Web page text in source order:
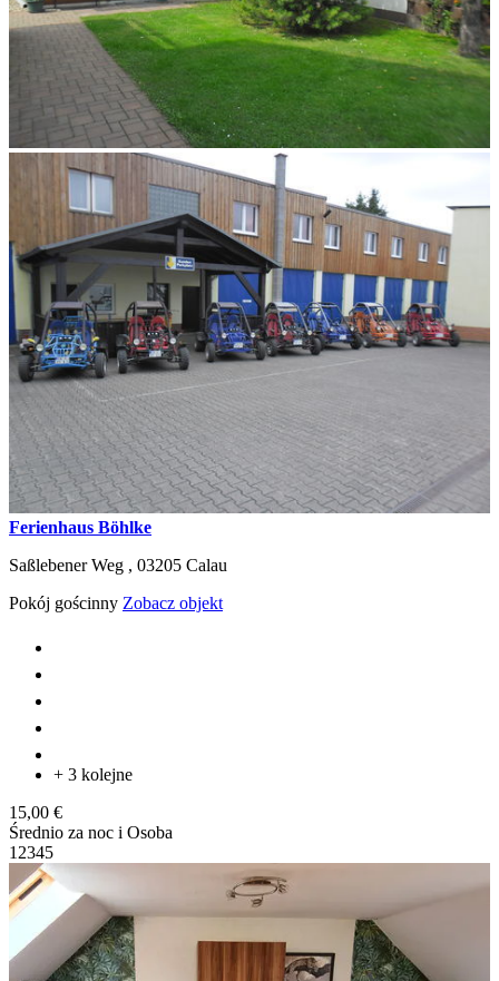
Ferienhaus Böhlke
Saßlebener Weg , 03205 Calau
Pokój gościnny Zobacz objekt
+ 3 kolejne
15,00 €
Średnio za noc i Osoba
1 2345